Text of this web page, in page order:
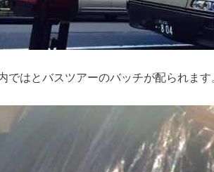
ではとバスツアーのバッチが配られます